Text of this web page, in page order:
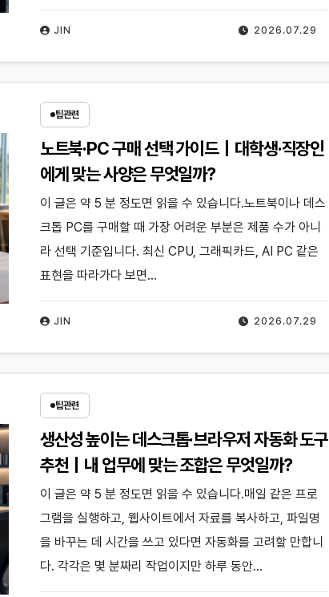
2026.07.29
JIN
팁관련
노트북·PC 구매 선택 가이드｜대학생·직장인
에게 맞는 사양은 무엇일까?
2026.07.29
JIN
이 글은 약 5 분 정도면 읽을 수 있습니다.노트북이나 데스
크톱 PC를 구매할 때 가장 어려운 부분은 제품 수가 아니
라 선택 기준입니다. 최신 CPU, 그래픽카드, AI PC 같은
표현을 따라가다 보면…
팁관련
생산성 높이는 데스크톱·브라우저 자동화 도구
추천｜내 업무에 맞는 조합은 무엇일까?
이 글은 약 5 분 정도면 읽을 수 있습니다.매일 같은 프로
그램을 실행하고, 웹사이트에서 자료를 복사하고, 파일명
을 바꾸는 데 시간을 쓰고 있다면 자동화를 고려할 만합니
다. 각각은 몇 분짜리 작업이지만 하루 동안…